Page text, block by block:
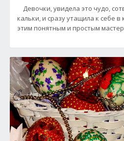
Девочки, увидела это чудо,
кальки, и сразу утащила к себе
этим понятным и простым